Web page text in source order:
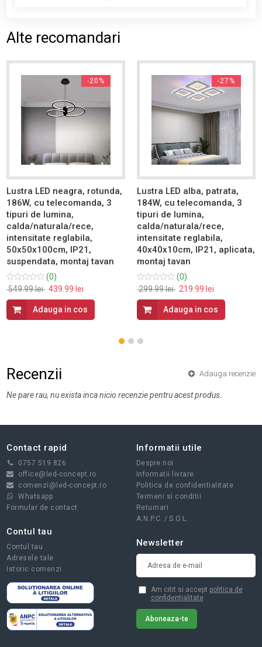
Alte recomandari
-20%
Lustra LED neagra, rotunda,
186W, cu telecomanda, 3
tipuri de lumina,
calda/naturala/rece,
intensitate reglabila,
50x50x100cm, IP21,
suspendata, montaj tavan
(0)
549.99 lei 439.99 lei
Adauga in cos
-27%
Lustra LED alba, patrata,
184W, cu telecomanda, 3
tipuri de lumina,
calda/naturala/rece,
intensitate reglabila,
40x40x10cm, IP21, aplicata,
montaj tavan
(0)
299.99 lei 219.99 lei
Adauga in cos
Recenzii Adauga recenzie
Ne pare rau, nu exista inca nicio recenzie pentru acest produs.
Contact rapid
0757 519 826
office@led-concept.ro
comenzi@led-concept.ro
Whatsapp
Formular de contact
Informatii utile
Despre noi
Informatii livrare
Politica de confidentialitate
Termeni si conditii
Returnari
A.N.P.C. / S.O.L.
Contul tau
Contul tau
Adresele tale
Istoric comenzi
Newsletter
Am citit si accept politica de
confidentialitate